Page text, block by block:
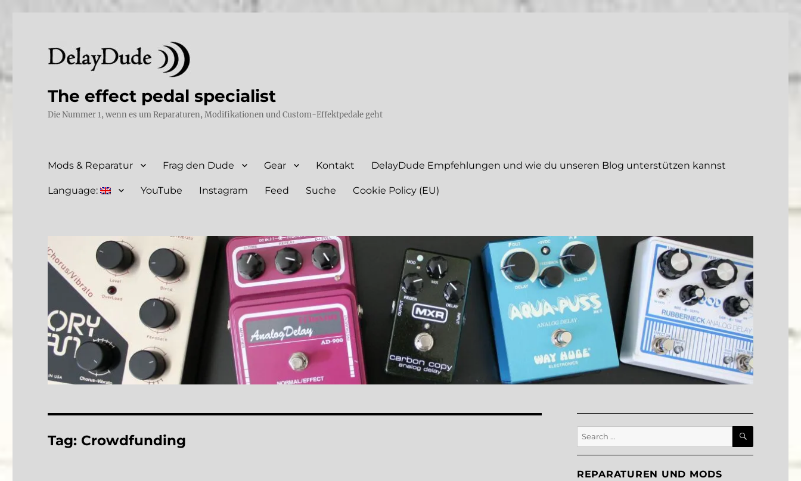
The effect pedal specialist
Die Nummer 1, wenn es um Reparaturen, Modifikationen und Custom-Effektpedale geht
Mods & Reparatur Frag den Dude Gear Kontakt DelayDude Empfehlungen und wie du unseren Blog unterstützen kannst
Language: YouTube Instagram Feed Suche Cookie Policy (EU)
Tag: Crowdfunding
Search
for:
SEARCH
REPARATUREN UND MODS